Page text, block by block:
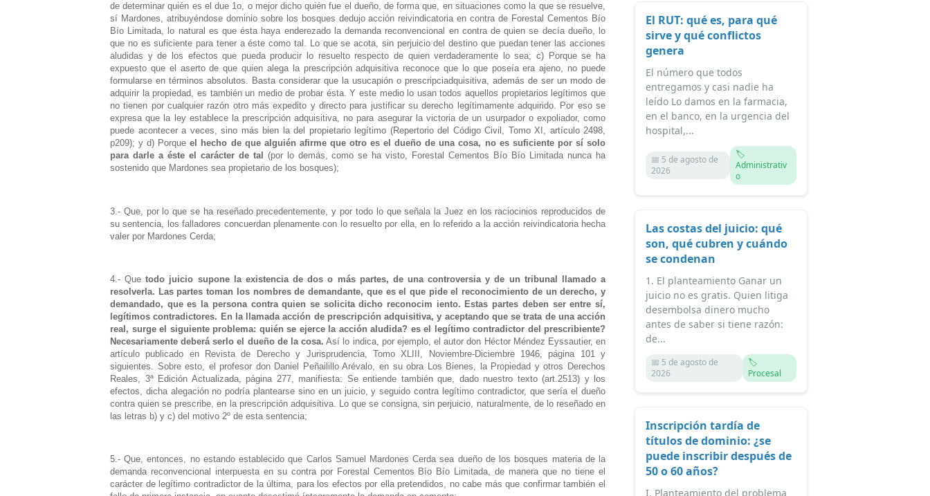
de determinar quién es el due 1o, o mejor dicho quién fue el dueño, de forma que, en situaciones como la que se resuelve,
sí Mardones, atribuyéndose dominio sobre los bosques dedujo acción reivindicatoria en contra de Forestal Cementos Bío
Bío Limitada, lo natural es que ésta haya enderezado la demanda reconvencional en contra de quien se decía dueño, lo
que no es suficiente para tener a éste como tal. Lo que se acota, sin perjuicio del destino que puedan tener las acciones
aludidas y de los efectos que pueda producir lo resuelto respecto de quien verdaderamente lo sea; c) Porque se ha
expuesto que el aserto de que quien alega la prescripción adquisitiva reconoce que lo que poseía era ajeno, no puede
formularse en términos absolutos. Basta considerar que la usucapión o prescripciadquisitiva, además de ser un modo de
adquirir la propiedad, es también un medio de probar ésta. Y este medio lo usan todos aquellos propietarios legítimos que
no tienen por cualquier razón otro más expedito y directo para justificar su derecho legítimamente adquirido. Por eso se
expresa que la ley establece la prescripción adquisitiva, no para asegurar la victoria de un usurpador o expoliador, como
puede acontecer a veces, sino más bien la del propietario legítimo (Repertorio del Código Civil, Tomo XI, artículo 2498,
p209); y d) Porqueel hecho de que alguién afirme que otro es el dueño de una cosa, no es suficiente por sí solo
para darle a éste el carácter de tal (por lo demás, como se ha visto, Forestal Cementos Bío Bío Limitada nunca ha
sostenido que Mardones sea propietario de los bosques);
3.- Que, por lo que se ha reseñado precedentemente, y por todo lo que señala la Juez en los raciocinios reproducidos de
su sentencia, los falladores concuerdan plenamente con lo resuelto por ella, en lo referido a la acción reivindicatoria hecha
valer por Mardones Cerda;
4.- Quetodo juicio supone la existencia de dos o más partes, de una controversia y de un tribunal llamado a
resolverla. Las partes toman los nombres de demandante, que es el que pide el reconocimiento de un derecho, y
demandado, que es la persona contra quien se solicita dicho reconocim iento. Estas partes deben ser entre sí,
legítimos contradictores. En la llamada acción de prescripción adquisitiva, y aceptando que se trata de una acción
real, surge el siguiente problema: quién se ejerce la acción aludida? es el legítimo contradictor del prescribiente?
Necesariamente deberá serlo el dueño de la cosa. Así lo indica, por ejemplo, el autor don Héctor Méndez Eyssautier, en
artículo publicado en Revista de Derecho y Jurisprudencia, Tomo XLIII, Noviembre-Diciembre 1946, página 101 y
siguientes. Sobre esto, el profesor don Daniel Peñailillo Arévalo, en su obra Los Bienes, la Propiedad y otros Derechos
Reales, 3ª Edición Actualizada, página 277, manifiesta: Se entiende también que, dado nuestro texto (art.2513) y los
efectos, dicha alegación no podría plantearse sino en un juicio, y seguido contra legítimo contradictor, que sería el dueño
contra quien se prescribe, en la prescripción adquisitiva. Lo que se consigna, sin perjuicio, naturalmente, de lo reseñado en
las letras b) y c) del motivo 2º de esta sentencia;
5.- Que, entonces, no estando establecido que Carlos Samuel Mardones Cerda sea dueño de los bosques materia de la
demanda reconvencional interpuesta en su contra por Forestal Cementos Bío Bío Limitada, de manera que no tiene el
carácter de legítimo contradictor de la última, para los efectos por ella pretendidos, no cabe más que confirmar también el
El RUT: qué es, para qué
sirve y qué conflictos
genera
El número que todos
entregamos y casi nadie ha
leído Lo damos en la farmacia,
en el banco, en la urgencia del
hospital,...
📅 5 de agosto de
2026
🏷️
Administrativ
o
Las costas del juicio: qué
son, qué cubren y cuándo
se condenan
1. El planteamiento Ganar un
juicio no es gratis. Quien litiga
desembolsa dinero mucho
antes de saber si tiene razón:
de...
📅 5 de agosto de
2026
🏷️
Procesal
Inscripción tardía de
títulos de dominio: ¿se
puede inscribir después de
50 o 60 años?
I. Planteamiento del problema